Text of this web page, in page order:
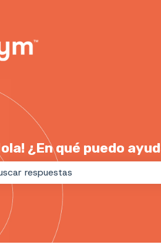
de Mostrar submenú de
¿En qué puedo
hay sugerencias porque el